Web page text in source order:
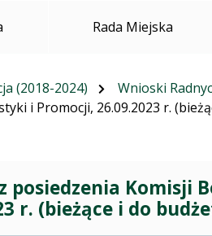
Rada Miejska
(2018-2024) Wnioski
i Promocji, 26.09.2023 r.
posiedzenia Komisji
r. (bieżące i do